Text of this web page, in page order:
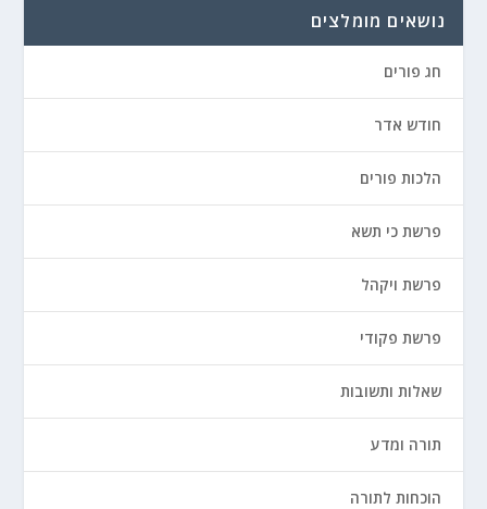
נושאים מומלצים
חג פורים
חודש אדר
הלכות פורים
פרשת כי תשא
פרשת ויקהל
פרשת פקודי
שאלות ותשובות
תורה ומדע
הוכחות לתורה